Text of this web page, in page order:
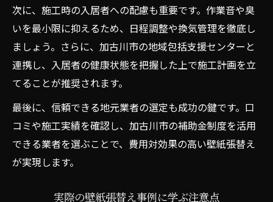
次に、施工時の入居者への配慮も重要です。作業音や臭
いを最小限に抑えるため、日程調整や換気管理を徹底し
ましょう。さらに、加古川市の地域包括支援センターと
連携し、入居者の健康状態を把握した上で施工計画を立
てることが推奨されます。
最後に、信頼できる地元業者の選定も成功の鍵です。口
コミや施工実績を確認し、加古川市の補助金制度を活用
できる業者を選ぶことで、費用対効果の高い壁紙張替え
が実現します。
実際の壁紙張替え事例に学ぶ注意点